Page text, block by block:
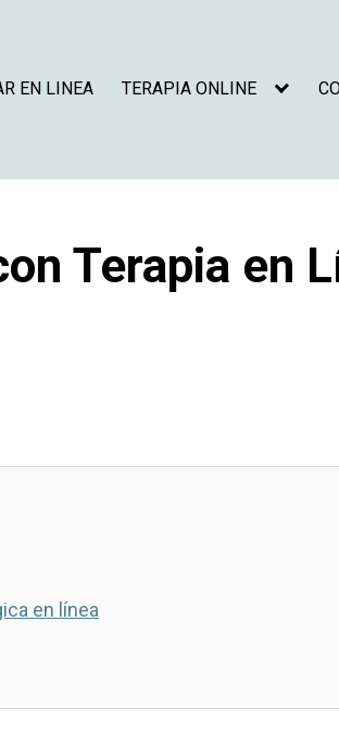
EN LINEA TERAPIA ONLINE
Terapia en
en línea